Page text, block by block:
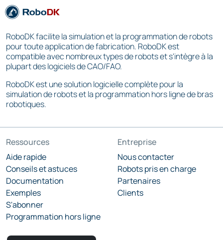
RoboDK facilite la simulation et la programmation de robots
pour toute application de fabrication. RoboDK est
compatible avec nombreux types de robots et s'intègre à la
plupart des logiciels de CAO/FAO.
RoboDK est une solution logicielle complète pour la
simulation de robots et la programmation hors ligne de bras
robotiques.
Ressources
Aide rapide
Conseils et astuces
Documentation
Exemples
S'abonner
Programmation hors ligne
Entreprise
Nous contacter
Robots pris en charge
Partenaires
Clients